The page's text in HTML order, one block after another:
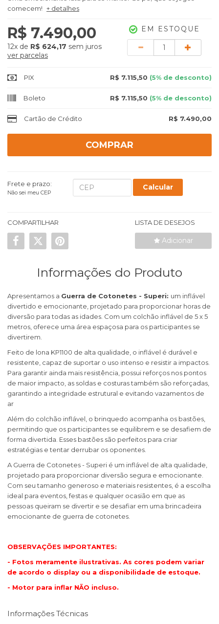
comecem! + detalhes
R$ 7.490,00
12x de R$ 624,17 sem juros
ver parcelas
EM ESTOQUE
PIX R$ 7.115,50 (5% de desconto)
Boleto R$ 7.115,50 (5% de desconto)
Cartão de Crédito R$ 7.490,00
COMPRAR
Frete e prazo:
Não sei meu CEP
Calcular
COMPARTILHAR LISTA DE DESEJOS
Adicionar
Informações do Produto
Apresentamos a Guerra de Cotonetes - Superi: um inflável
divertido e emocionante, projetado para proporcionar horas de
diversão para todas as idades. Com um colchão inflável de 5 x 5
metros, oferece uma área espaçosa para os participantes se
divertirem.
Feito de lona KP1100 de alta qualidade, o inflável é durável e
resistente, capaz de suportar o uso intenso e resistir a impactos.
Para garantir ainda mais resistência, possui reforços nos pontos
de maior impacto, as soldas e costuras também são reforçadas,
garantindo a integridade estrutural e evitando vazamentos de
ar
Além do colchão inflável, o brinquedo acompanha os bastões,
permitindo que os participantes se equilibrem e se desafiem de
forma divertida. Esses bastões são perfeitos para criar
estratégias e tentar derrubar os oponentes.
A Guerra de Cotonetes - Superi é um inflável de alta qualidade,
projetado para proporcionar diversão segura e emocionante.
Com seu tamanho generoso e materiais resistentes, é a escolha
ideal para eventos, festas e qualquer ocasião em que as
pessoas queiram se divertir e se desafiar em uma brincadeira
emocionante de guerra de cotonetes.
OBSERVAÇÕES IMPORTANTES:
- Fotos meramente ilustrativas. As cores podem variar
de acordo o display ou a disponibilidade de estoque.
- Motor para inflar NÃO incluso.
Informações Técnicas